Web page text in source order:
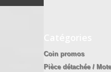
Coin promos
Pièce détachée /